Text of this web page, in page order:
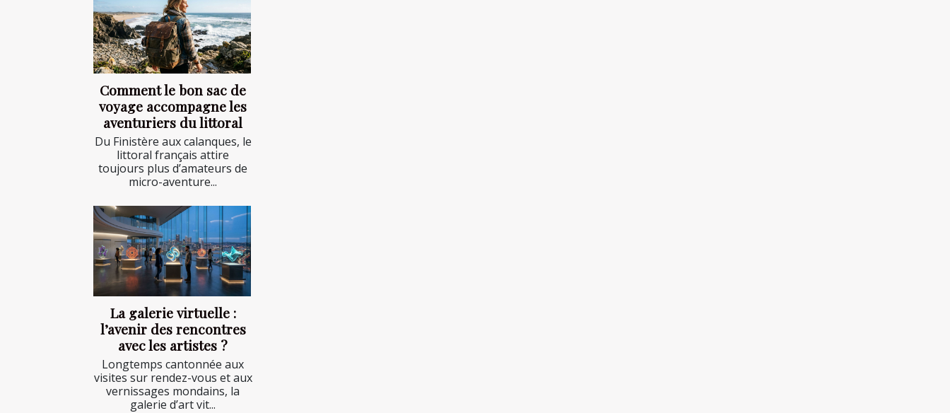
Comment le bon sac de
voyage accompagne les
aventuriers du littoral
Du Finistère aux calanques, le
littoral français attire
toujours plus d’amateurs de
micro-aventure...
La galerie virtuelle :
l’avenir des rencontres
avec les artistes ?
Longtemps cantonnée aux
visites sur rendez-vous et aux
vernissages mondains, la
galerie d’art vit...